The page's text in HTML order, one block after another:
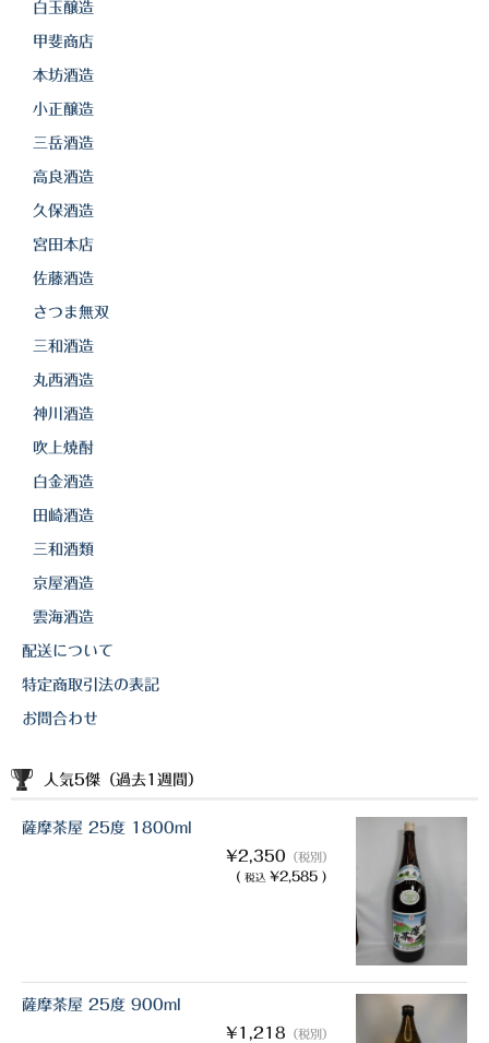
田崎酒造
京屋酒造
雲海酒造
特定商取引法の表記
お問合わせ
白玉醸造
甲斐商店
本坊酒造
小正醸造
三岳酒造
高良酒造
久保酒造
宮田本店
佐藤酒造
さつま無双
三和酒造
丸西酒造
神川酒造
吹上焼酎
白金酒造
田崎酒造
三和酒類
京屋酒造
雲海酒造
配送について
特定商取引法の表記
お問合わせ
人気5傑（過去1週間）
薩摩茶屋 25度 1800ml
¥2,350 （税別）
( 税込 ¥2,585 )
薩摩茶屋 25度 900ml
¥1,218 （税別）